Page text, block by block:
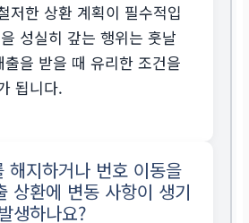
저한 상환 계획이 필수적입
성실히 갚는 행위는 훗날
을 받을 때 유리한 조건을
됩니다.
해지하거나 번호 이동을
상환에 변동 사항이 생기
생하나요?